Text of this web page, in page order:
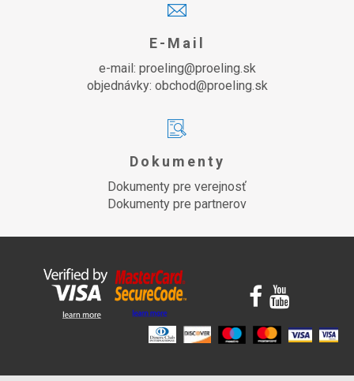
E-Mail
e-mail: proeling@proeling.sk
objednávky: obchod@proeling.sk
Dokumenty
Dokumenty pre verejnosť
Dokumenty pre partnerov